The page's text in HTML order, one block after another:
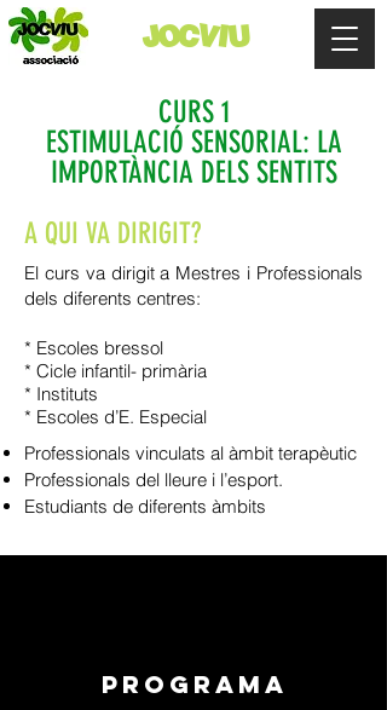
JOCVIU
CURS 1
ESTIMULACIÓ SENSORIAL: LA
IMPORTÀNCIA DELS SENTITS
A QUI VA DIRIGIT?
El curs va dirigit a Mestres i Professionals
dels diferents centres:
* Escoles bressol
* Cicle infantil- primària
* Instituts
* Escoles d’E. Especial
Professionals vinculats al àmbit terapèutic
Professionals del lleure i l’esport.
Estudiants de diferents àmbits
programa